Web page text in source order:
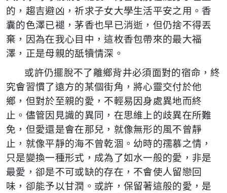
的，趨吉避凶，祈求子女大學生活平安之用。香
囊的色澤已褪，茅香也早已消逝，但仍捨不得丟
棄，因為在我心目中，這枚香包帶來的最大福
澤，正是母親的舐犢情深。
或許仍擺脫不了離鄉背井必須面對的宿命，終
究會習慣了遠方的某個街角，將心靈交付於他
鄉，但對於至親的愛，不輕易因身處異地而終
止。儘管因見識的異同，在思維上的歧異在所難
免，但愛還是會在那兒，就像無形的風不曾靜
止，就像平靜的海不曾乾涸。幼時的孺慕之情，
只是變換一種形式，成為了如水一般的愛，非是
最愛，卻是不可或缺的存在，不會使人留戀回
味，卻能予以甘潤。或許，保留著這般的愛，是